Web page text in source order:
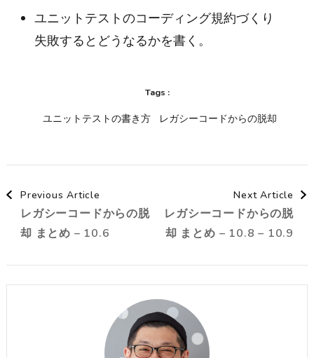
ユニットテストのコーディング規約づくり
失敗するとどうなるかを書く。
Tags :
ユニットテストの書き方 レガシーコードからの脱却
Post
Navigation
Previous Article
レガシーコードからの脱
却 まとめ – 10.6
Next Article
レガシーコードからの脱
却 まとめ – 10.8 – 10.9